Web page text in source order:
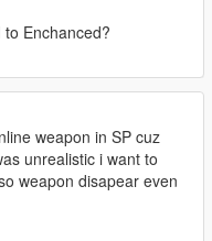
Enchanced?
weapon in SP cuz
unrealistic i want to
weapon disapear even